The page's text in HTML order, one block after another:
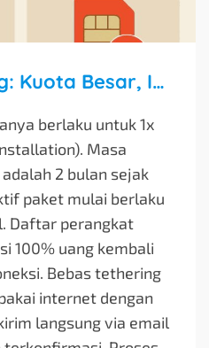
Tec eSIM Jepang: Kuota Besar, Internet Lancar Tanpa Ribet!
berlaku untuk 1x
Masa
adalah 2 bulan sejak
paket mulai berlaku
Daftar perangkat
100% uang kembali
Bebas tethering
internet dengan
langsung via email